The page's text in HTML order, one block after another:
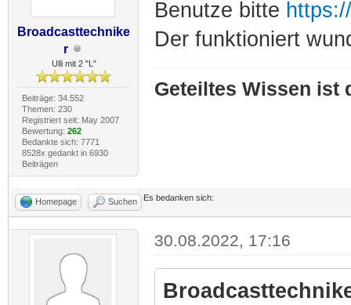
Broadcasttechnike
r
Ulli mit 2 "L"
Beiträge: 34.552
Themen: 230
Registriert seit: May 2007
Bewertung: 262
Bedankte sich: 7771
8528x gedankt in 6930
Beiträgen
Benutze bitte
Der funktioniert
Geteiltes Wissen ist
Homepage Suchen Es bedanken sich:
30.08.2022, 17:16